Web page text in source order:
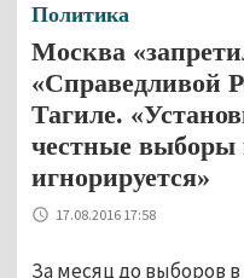
Политика
Москва
«Справедливой
Тагиле.
честные выборы
игнорируется»
17.08.2016 17:58
За месяц до выборов